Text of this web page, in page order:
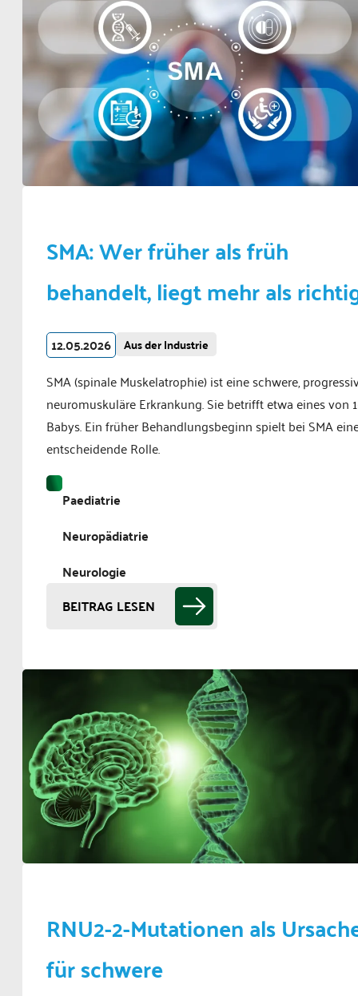
SMA: Wer früher als früh
behandelt, liegt mehr als
12.05.2026 Aus der Industrie
SMA (spinale Muskelatrophie) ist eine schwere,
neuromuskuläre Erkrankung. Sie betrifft etwa eines von
Babys. Ein früher Behandlungsbeginn spielt bei SMA
entscheidende Rolle.
Paediatrie
Neuropädiatrie
Neurologie
BEITRAG LESEN
RNU2-2-Mutationen als
für schwere